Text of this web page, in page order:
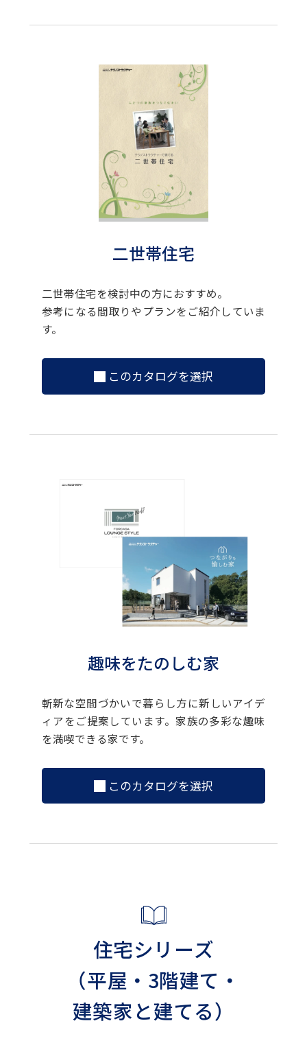
二世帯住宅
二世帯住宅を検討中の方におすすめ。
参考になる間取りやプランをご紹介していま
す。
このカタログを選択
趣味をたのしむ家
斬新な空間づかいで暮らし方に新しいアイデ
ィアをご提案しています。家族の多彩な趣味
を満喫できる家です。
このカタログを選択
住宅シリーズ
（平屋・3階建て・
建築家と建てる）